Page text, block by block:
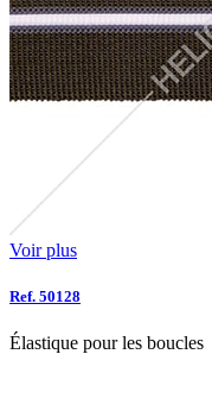
Voir plus
Ref. 50128
Élastique pour les boucles